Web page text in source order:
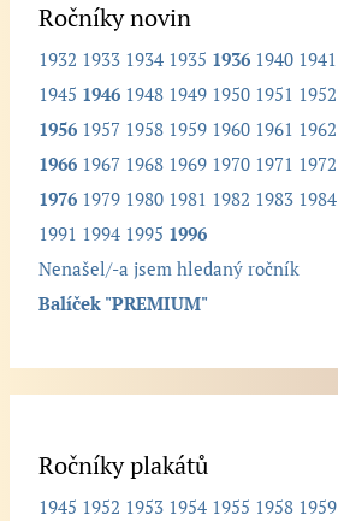
Ročníky novin
1932 1933 1934 1935 1936 1940 1941
1945 1946 1948 1949 1950 1951 1952
1956 1957 1958 1959 1960 1961 1962
1966 1967 1968 1969 1970 1971 1972
1976 1979 1980 1981 1982 1983 1984
1991 1994 1995 1996
Nenašel/-a jsem hledaný ročník
Balíček "PREMIUM"
Ročníky plakátů
1945 1952 1953 1954 1955 1958 1959